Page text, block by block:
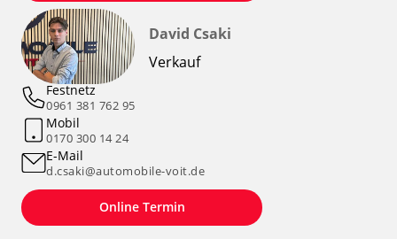
David Csaki
Verkauf
Festnetz
0961 381 762 95
Mobil
0170 300 14 24
E-Mail
d.csaki@automobile-voit.de
Online Termin